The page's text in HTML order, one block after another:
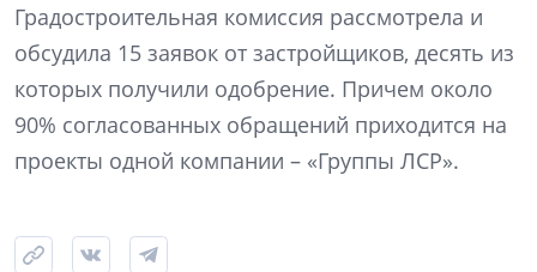
Градостроительная комиссия рассмотрела и
обсудила 15 заявок от застройщиков, десять из
которых получили одобрение. Причем около
90% согласованных обращений приходится на
проекты одной компании – «Группы ЛСР».